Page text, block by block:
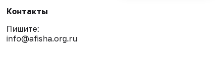
Контакты
Пишите:
info@afisha.org.ru